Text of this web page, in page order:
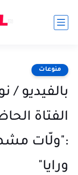
منوعات
بالفيديو
الفتاة
:"ولّات
ورايا"